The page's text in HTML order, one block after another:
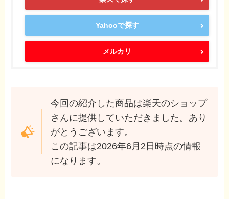
Yahooで探す
メルカリ
今回の紹介した商品は楽天のショップ
さんに提供していただきました。あり
がとうございます。
この記事は2026年6月2日時点の情報
になります。